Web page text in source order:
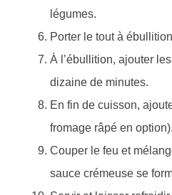
légumes.
Porter le tout à ébullition
À l’ébullition, ajouter
dizaine de minutes.
En fin de cuisson,
fromage râpé en option).
Couper le feu et
sauce crémeuse se